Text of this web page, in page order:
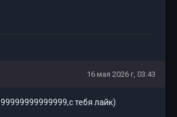
16 мая 2026 г, 03:43
99999999999999,с тебя лайк)